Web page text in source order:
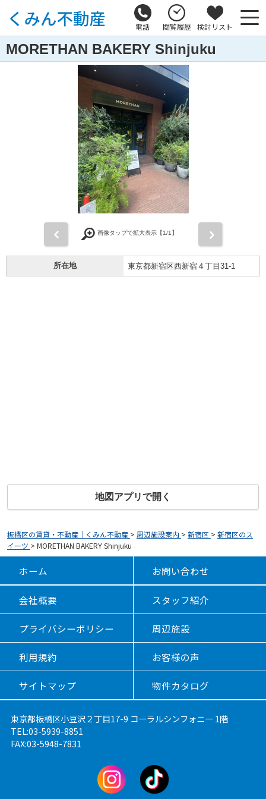
電話 閲覧履歴 検討リスト
MORETHAN BAKERY Shinjuku
画像タップで拡大表示【1/1】
所在地 東京都新宿区西新宿４丁目31-1
地図アプリで開く
板橋区の賃貸・不動産｜くみん不動産 > 周辺施設案内 > 新宿区 > 新宿区のス
イーツ > MORETHAN BAKERY Shinjuku
ホーム お問い合わせ
会社概要 スタッフ紹介
プライバシーポリシー 周辺施設
利用規約 お客様の声
サイトマップ 物件カタログ
東京都板橋区小豆沢２丁目17-9 コーラルシンフォニー 1階
TEL:03-5939-8851
FAX:03-5948-7831